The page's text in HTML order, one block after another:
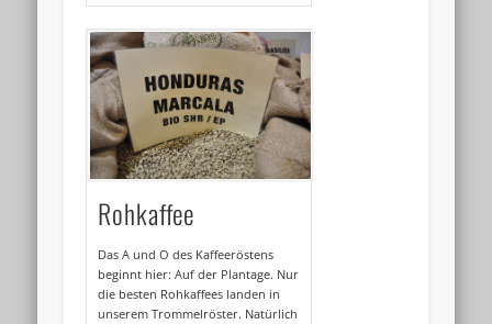
Rohkaffee
Das A und O des Kaffeeröstens
beginnt hier: Auf der Plantage. Nur
die besten Rohkaffees landen in
unserem Trommelröster. Natürlich